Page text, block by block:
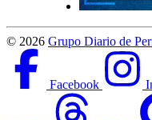
© 2026 Grupo Diario de
Facebook